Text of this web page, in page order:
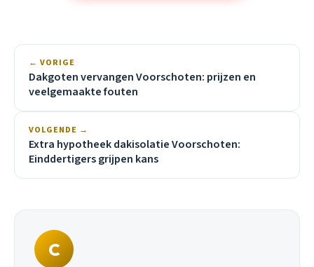
← VORIGE
Dakgoten vervangen Voorschoten: prijzen en
veelgemaakte fouten
VOLGENDE →
Extra hypotheek dakisolatie Voorschoten:
Einddertigers grijpen kans
C